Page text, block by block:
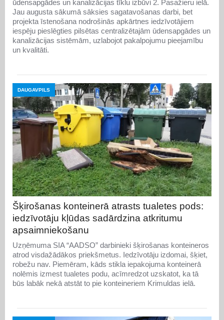
ūdensapgādes un kanalizācijas tīklu izbūvi 2. Pasažieru ielā.
Jau augusta sākumā sāksies sagatavošanas darbi, bet
projekta īstenošana nodrošinās apkārtnes iedzīvotājiem
iespēju pieslēgties pilsētas centralizētajām ūdensapgādes un
kanalizācijas sistēmām, uzlabojot pakalpojumu pieejamību
un kvalitāti.
DAUGAVPILS
Šķirošanas konteinerā atrasts tualetes pods:
iedzīvotāju kļūdas sadārdzina atkritumu
apsaimniekošanu
Uzņēmuma SIA “AADSO” darbinieki šķirošanas konteineros
atrod visdažādākos priekšmetus. Iedzīvotāju izdomai, šķiet,
robežu nav. Piemēram, kāds stikla iepakojuma konteinerā
nolēmis izmest tualetes podu, acīmredzot uzskatot, ka tā
būs labāk nekā atstāt to pie konteineriem Krimuldas ielā.